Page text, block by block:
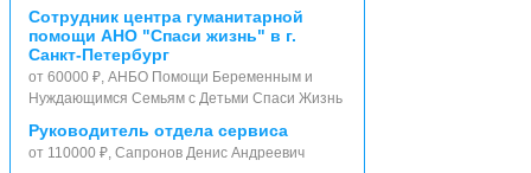
Сотрудник центра гуманитарной
помощи АНО "Спаси жизнь" в г.
Санкт-Петербург
от 60000 ₽, АНБО Помощи Беременным и
Нуждающимся Семьям с Детьми Спаси Жизнь
Руководитель отдела сервиса
от 110000 ₽, Сапронов Денис Андреевич